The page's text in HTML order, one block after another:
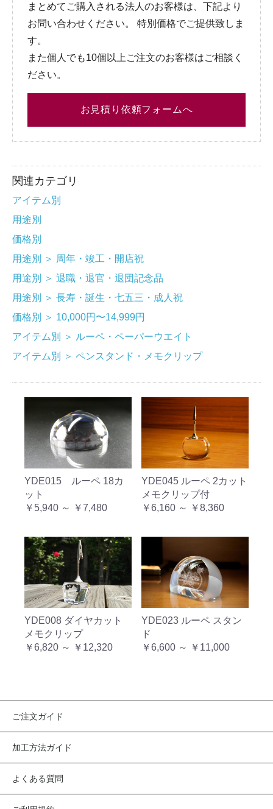
まとめてご購入される法人のお客様は、下記より
お問い合わせください。 特別価格でご提供致しま
す。
また個人でも10個以上ご注文のお客様はご相談く
ださい。
お見積り依頼フォームへ
関連カテゴリ
アイテム別
用途別
価格別
用途別
＞ 周年・竣工・開店祝
用途別
＞ 退職・退官・退団記念品
用途別
＞ 長寿・誕生・七五三・成人祝
価格別
＞ 10,000円〜14,999円
アイテム別
＞ ルーペ・ペーパーウエイト
アイテム別
＞ ペンスタンド・メモクリップ
YDE015 ルーペ 18カ
ット
￥5,940 ～ ￥7,480
YDE045 ルーペ 2カット
メモクリップ付
￥6,160 ～ ￥8,360
YDE008 ダイヤカット
メモクリップ
￥6,820 ～ ￥12,320
YDE023 ルーペ スタン
ド
￥6,600 ～ ￥11,000
ご注文ガイド
加工方法ガイド
よくある質問